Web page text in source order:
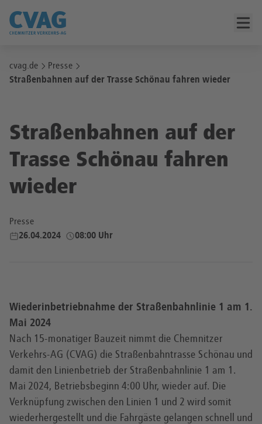
cvag.de
Presse
Straßenbahnen auf der Trasse Schönau fahren wieder
Straßenbahnen auf der
Trasse Schönau fahren
wieder
Presse
26.04.2024
08:00 Uhr
Wiederinbetriebnahme der Straßenbahnlinie 1 am 1.
Mai 2024
Nach 15-monatiger Bauzeit nimmt die Chemnitzer
Verkehrs-AG (CVAG) die Straßenbahntrasse Schönau und
damit den Linienbetrieb der Straßenbahnlinie 1 am 1.
Mai 2024, Betriebsbeginn 4:00 Uhr, wieder auf. Die
Verknüpfung zwischen den Linien 1 und 2 wird somit
wiederhergestellt und die Fahrgäste gelangen schnell und